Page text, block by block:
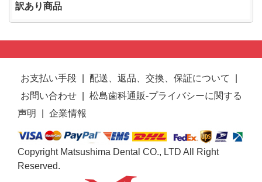
訳あり商品
お支払い手段 配送、返品、交換、保証について
お問い合わせ
松島歯科通販-プライバシーに関する
声明
企業情報
Copyright Matsushima Dental CO., LTD All Right
Reserved.